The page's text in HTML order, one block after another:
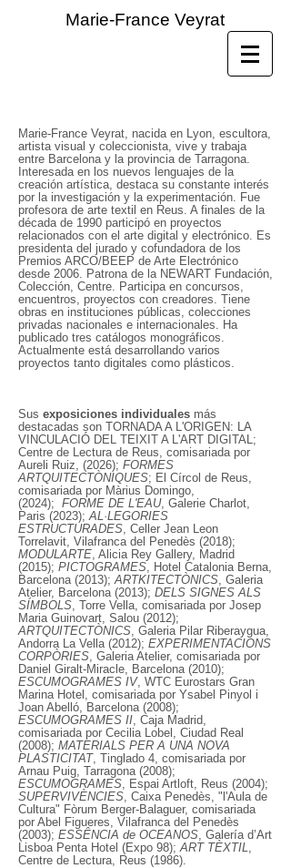
Marie-France Veyrat
Marie-France Veyrat, nacida en Lyon, escultora,
artista visual y coleccionista, vive y trabaja
entre Barcelona y la provincia de Tarragona.
Interesada en los nuevos lenguajes de la
creación artística, destaca su constante interés
por la investigación y la experimentación. Fue
profesora de arte textil en Reus. A finales de la
década de 1990 participó en proyectos
relacionados con el arte digital y electrónico. Es
presidenta del jurado y cofundadora de los
Premios ARCO/BEEP de Arte Electrónico
desde 2006. Patrona de la NEWART Fundación,
Colección, Centre. Participa en concursos,
encuentros, proyectos con creadores. Tiene
obras en instituciones públicas, colecciones
privadas nacionales e internacionales. Ha
publicado tres catálogos monográficos.
Actualmente está desarrollando varios
proyectos tanto digitales como plásticos.
Sus exposiciones individuales más
destacadas son TORNADA A L'ORIGEN: LA
VINCULACIÓ DEL TEIXIT A L'ART DIGITAL;
Centre de Lectura de Reus, comisariada por
Aureli Ruiz, (2026); FORMES
ARTQUITECTÒNIQUES; El Círcol de Reus,
comisariada por Màrius Domingo,
(2024); FORME DE L'EAU, Galerie Charlot,
Paris (2023);AL·LEGORIES
ESTRUCTURADES, Celler Jean Leon
Torrelavit, Vilafranca del Penedès (2018);
MODULARTE, Alicia Rey Gallery, Madrid
(2015); PICTOGRAMES, Hotel Catalonia Berna,
Barcelona (2013);ARTKITECTÒNICS, Galeria
Atelier, Barcelona (2013); DELS SIGNES ALS
SÍMBOLS, Torre Vella, comisariada por Josep
Maria Guinovart, Salou (2012);
ARTQUITECTÒNICS, Galeria Pilar Riberaygua,
Andorra La Vella (2012); EXPERIMENTACIONS
CORPÒRIES, Galeria Atelier, comisariada por
Daniel Giralt-Miracle, Barcelona (2010);
ESCUMOGRAMES IV, WTC Eurostars Gran
Marina Hotel, comisariada por Ysabel Pinyol i
Joan Abelló, Barcelona (2008);
ESCUMOGRAMES II, Caja Madrid,
comisariada por Cecilia Lobel, Ciudad Real
(2008); MATERIALS PER A UNA NOVA
PLASTICITAT, Tinglado 4, comisariada por
Arnau Puig, Tarragona (2008);
ESCUMOGRAMES, Espai Artloft, Reus (2004);
SUPERVIVÈNCIES, Caixa Penedès, "l'Aula de
Cultura" Fòrum Berger-Balaguer, comisariada
por Abel Figueres, Vilafranca del Penedès
(2003); ESSÊNCIA de OCEANOS, Galería d’Art
Lisboa Penta Hotel (Expo 98);ART TÈXTIL,
Centre de Lectura, Reus (1986).